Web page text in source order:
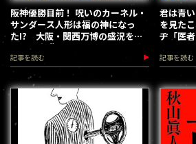
阪神優勝目前！ 呪いのカーネル・
サンダース人形は福の神になっ
た!? 大阪・関西万博の盛況を予
祝する守護者へ
記事を読む
君は青
を見た
ヂ「医
記事を読む